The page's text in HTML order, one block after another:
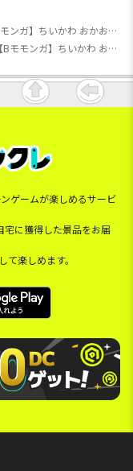
【ちいかわ】【Bモモンガ】ちいかわ おかお折りたたみミニテーブル②
【ちいかわ】【Bモモンガ】ちいかわ おかお折りたたみミニテーブル②
ゲームが楽しめるサービ
に獲得した景品をお届
楽しめます。